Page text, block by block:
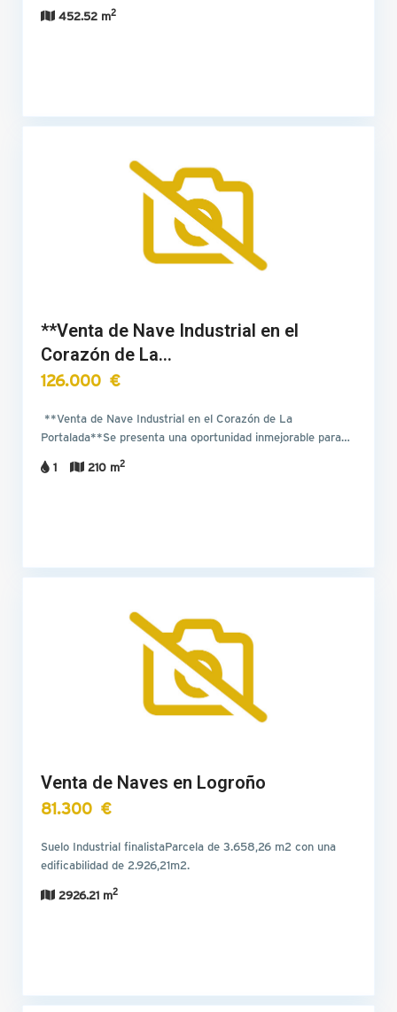
452.52 m2
**Venta de Nave Industrial en el
Corazón de La…
126.000 €
**Venta de Nave Industrial en el Corazón de La
Portalada**Se presenta una oportunidad inmejorable para…
1
210 m2
Venta de Naves en Logroño
81.300 €
Suelo Industrial finalistaParcela de 3.658,26 m2 con una
edificabilidad de 2.926,21m2.
2926.21 m2